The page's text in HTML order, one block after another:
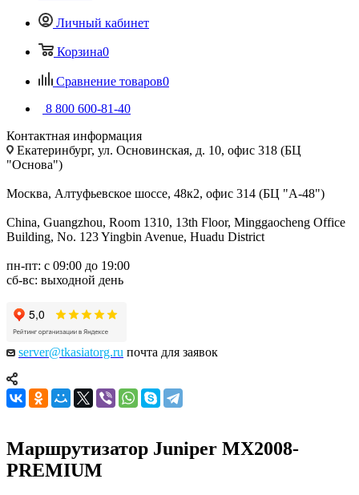
Личный кабинет
Корзина0
Сравнение товаров0
8 800 600-81-40
Контактная информация
Екатеринбург, ул. Основинская, д. 10, офис 318 (БЦ
"Основа")
Москва, Алтуфьевское шоссе, 48к2, офис 314 (БЦ "А-48")
China, Guangzhou, Room 1310, 13th Floor, Minggaocheng Office
Building, No. 123 Yingbin Avenue, Huadu District
пн-пт: с 09:00 до 19:00
сб-вс: выходной день
server@tkasiatorg.ru почта для заявок
Маршрутизатор Juniper MX2008-
PREMIUM